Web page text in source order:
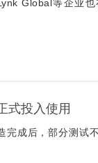
Global等企业
式投入使用
完成后，部分测试